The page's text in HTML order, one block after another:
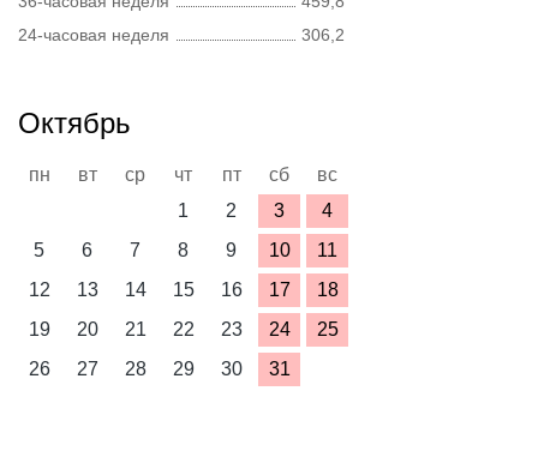
24-часовая неделя
306,2
Октябрь
пн вт ср чт пт сб
вс
1
2 3
4
5
6 7 8 9 10
11
12
13 14 15 16 17
18
19
20 21 22 23 24
25
26
27 28 29 30 31